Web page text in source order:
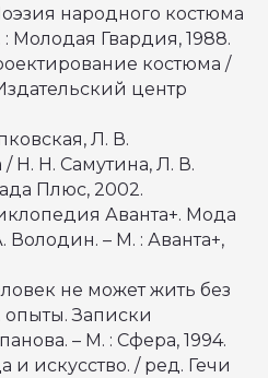
народного костюма
Молодая Гвардия, 1988.
костюма /
центр
Л. В.
Н. Н. Самутина, Л. В.
Плюс, 2002.
Аванта+. Мода
Володин. – М. : Аванта+,
не может жить без
опыты. Записки
– М. : Сфера, 1994.
искусство. / ред. Гечи
БЫЛО
2021
2022
2023
2024
2025
совет
АртМастерс